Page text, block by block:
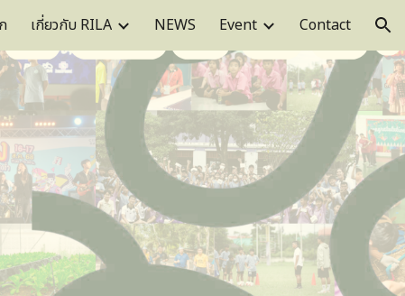
เกี่ยวกับ RILA NEWS Event Contact